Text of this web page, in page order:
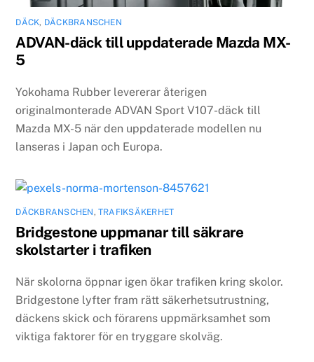
DÄCK, DÄCKBRANSCHEN
ADVAN-däck till uppdaterade Mazda MX-
5
Yokohama Rubber levererar återigen
originalmonterade ADVAN Sport V107-däck till
Mazda MX-5 när den uppdaterade modellen nu
lanseras i Japan och Europa.
DÄCKBRANSCHEN,TRAFIKSÄKERHET
Bridgestone uppmanar till säkrare
skolstarter i trafiken
När skolorna öppnar igen ökar trafiken kring skolor.
Bridgestone lyfter fram rätt säkerhetsutrustning,
däckens skick och förarens uppmärksamhet som
viktiga faktorer för en tryggare skolväg.